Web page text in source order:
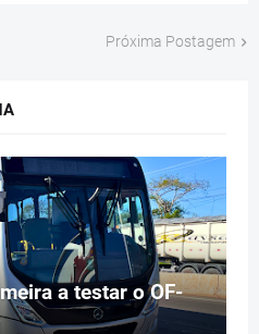
Próxima Postagem
a testar o OF-